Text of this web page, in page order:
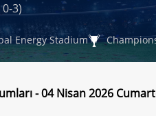
0-3)
Energy Stadium
- 04 Nisan 2026